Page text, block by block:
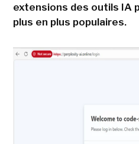
extensions des outils IA
plus en plus populaires.